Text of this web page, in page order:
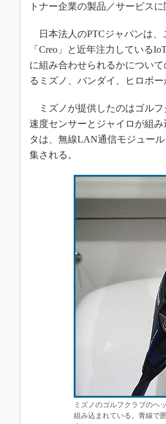
トナー企業の製品／サービス
日本法人のPTCジャパンは、
「Creo」と近年注力している
に組み合わせられるかについ
るミズノ、バンダイ、ヒロボ
ミズノが提供したのはゴルフ
速度センサーとジャイロが組
タは、無線LAN通信モジュー
集される。
ミズノのゴルフクラブのヘ
組み込まれている。青線で